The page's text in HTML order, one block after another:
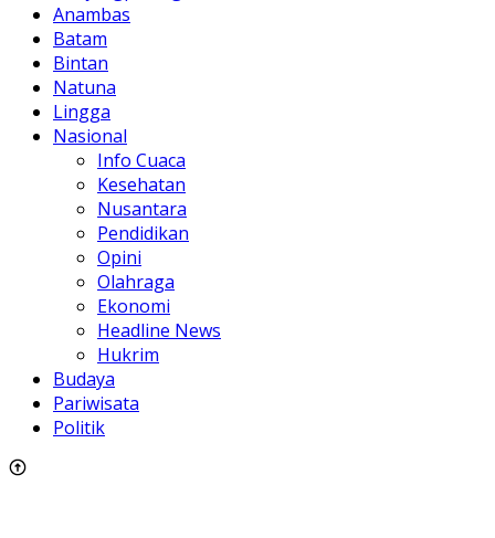
Anambas
Batam
Bintan
Natuna
Lingga
Nasional
Info Cuaca
Kesehatan
Nusantara
Pendidikan
Opini
Olahraga
Ekonomi
Headline News
Hukrim
Budaya
Pariwisata
Politik